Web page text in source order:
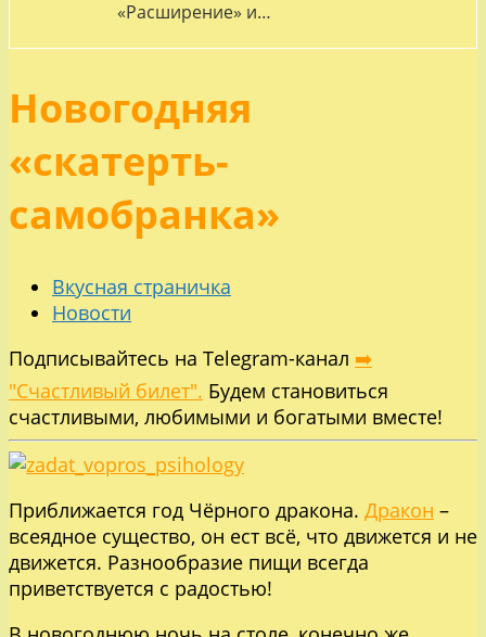
«Расширение» и…
Новогодняя
«скатерть-
самобранка»
Вкусная страничка
Новости
Подписывайтесь на Telegram-канал ➡️
"Счастливый билет". Будем становиться
счастливыми, любимыми и богатыми вместе!
Приближается год Чёрного дракона. Дракон –
всеядное существо, он ест всё, что движется и не
движется. Разнообразие пищи всегда
приветствуется с радостью!